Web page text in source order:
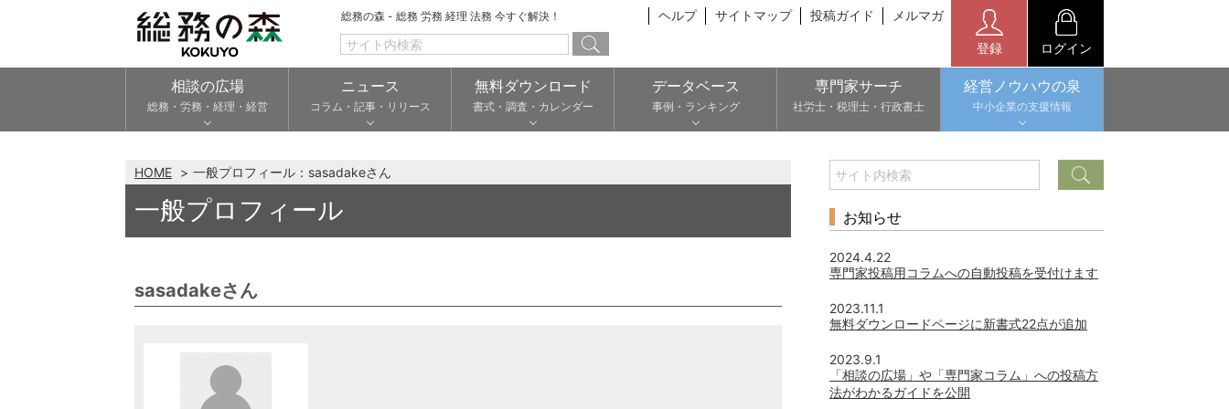
総務の森 - 総務 労務 経理 法務 今すぐ解決！ ヘルプ サイトマップ 投稿ガイド メルマガ
登録 ログイン
相談の広場
総務・労務・経理・経営
ニュース
コラム・記事・リリース
無料ダウンロード
書式・調査・カレンダー
データベース
事例・ランキング
専門家サーチ
社労士・税理士・行政書士
経営ノウハウの泉
中小企業の支援情報
HOME 一般プロフィール：sasadakeさん
一般プロフィール
sasadakeさん
お知らせ
2024.4.22
専門家投稿用コラムへの自動投稿を受付けます
2023.11.1
無料ダウンロードページに新書式22点が追加
2023.9.1
「相談の広場」や「専門家コラム」への投稿方
法がわかるガイドを公開